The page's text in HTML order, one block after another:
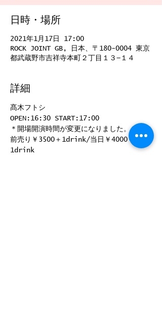
日時・場所
2021年1月17日 17:00
ROCK JOINT GB, 日本、〒180-0004 東京
都武蔵野市吉祥寺本町２丁目１３−１４
詳細
髙木フトシ
OPEN:16:30 START:17:00
＊開場開演時間が変更になりました。
前売り￥3500＋1drink/当日￥4000＋
1drink